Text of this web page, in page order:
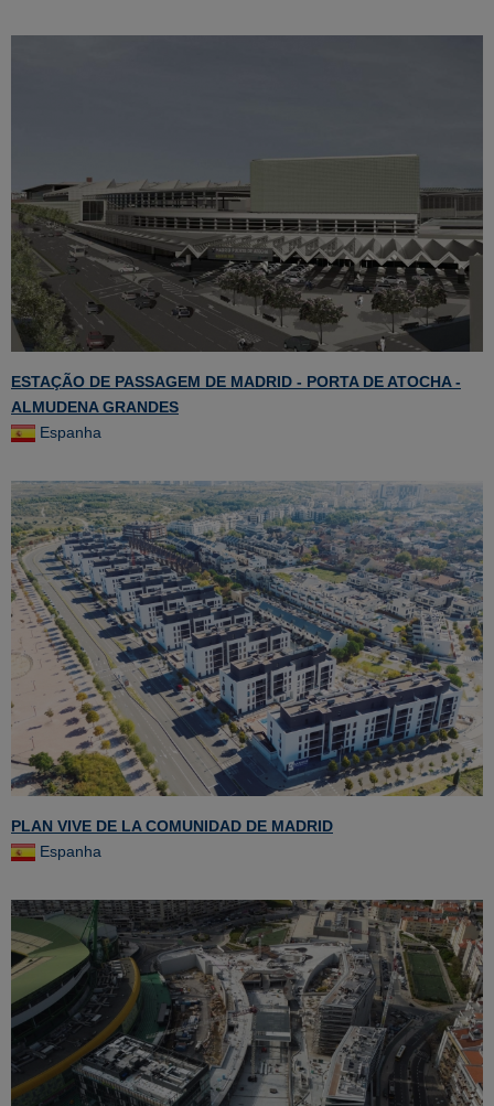
ESTAÇÃO DE PASSAGEM DE MADRID - PORTA DE ATOCHA -
ALMUDENA GRANDES
Espanha
PLAN VIVE DE LA COMUNIDAD DE MADRID
Espanha